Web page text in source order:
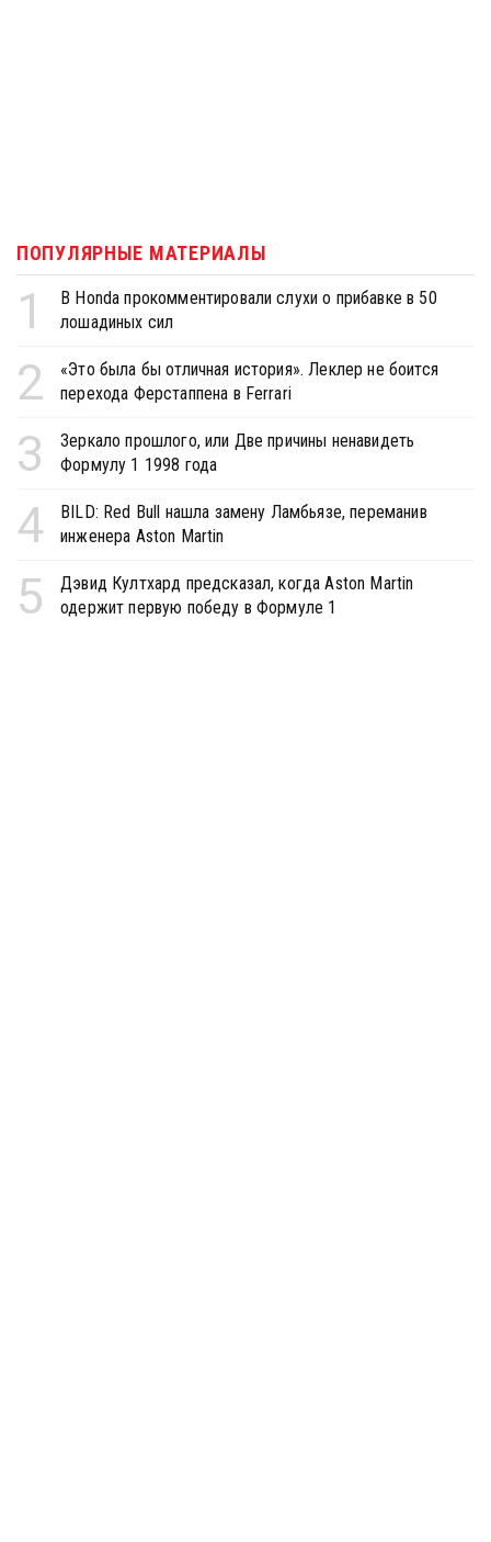
ПОПУЛЯРНЫЕ МАТЕРИАЛЫ
1
В Honda прокомментировали слухи о прибавке в 50
лошадиных сил
2
«Это была бы отличная история». Леклер не боится
перехода Ферстаппена в Ferrari
3
Зеркало прошлого, или Две причины ненавидеть
Формулу 1 1998 года
4
BILD: Red Bull нашла замену Ламбьязе, переманив
инженера Aston Martin
5
Дэвид Култхард предсказал, когда Aston Martin
одержит первую победу в Формуле 1